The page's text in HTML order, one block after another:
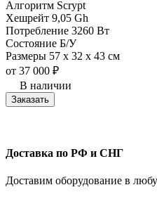
Алгоритм Scrypt
Хешрейт 9,05 Gh
Потребление 3260 Вт
Состояние Б/У
Размеры 57 x 32 x 43 см
от 37 000 ₽
В наличии
Заказать
Доставка по РФ и СНГ
Доставим оборудование в